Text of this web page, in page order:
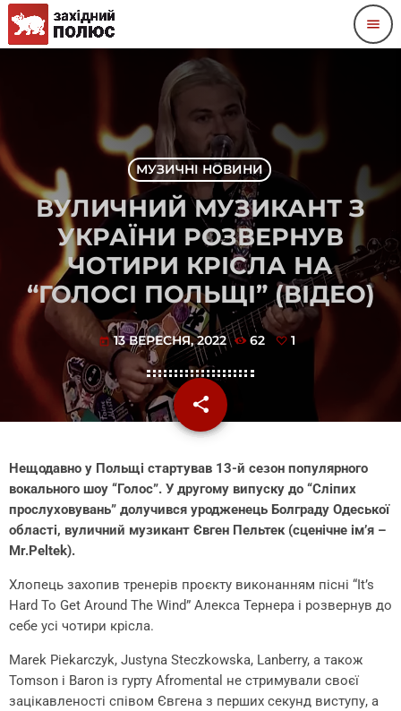
menu
МУЗИЧНІ НОВИНИ
ВУЛИЧНИЙ МУЗИКАНТ З
УКРАЇНИ РОЗВЕРНУВ
ЧОТИРИ КРІСЛА НА
“ГОЛОСІ ПОЛЬЩІ” (ВІДЕО)
today 13 ВЕРЕСНЯ, 2022 62 1
share
email
Нещодавно у Польщі стартував 13-й сезон популярного
вокального шоу “Голос”. У другому випуску до “Сліпих
прослуховувань” долучився уродженець Болграду Одеської
області, вуличний музикант Євген Пельтек (сценічне ім’я –
Mr.Peltek).
Хлопець захопив тренерів проєкту виконанням пісні “It’s
Hard To Get Around The Wind” Алекса Тернера і розвернув до
себе усі чотири крісла.
Marek Piekarczyk, Justyna Steczkowska, Lanberry, а також
Tomson i Baron із гурту Afromental не стримували своєї
зацікавленості співом Євгена з перших секунд виступу, а